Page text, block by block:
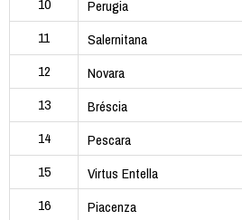
10
Perugia
11
Salernitana
12
Novara
13
Bréscia
14
Pescara
15
Virtus Entella
16
Piacenza